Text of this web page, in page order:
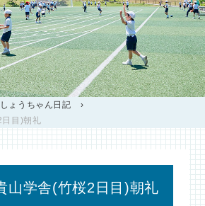
ょうちゃん日記
›
目)朝礼
山学舎(竹桜2日目)朝礼